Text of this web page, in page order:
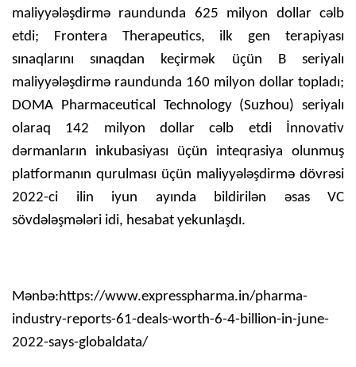
maliyyələşdirmə raundunda 625 milyon dollar cəlb
etdi; Frontera Therapeutics, ilk gen terapiyası
sınaqlarını sınaqdan keçirmək üçün B seriyalı
maliyyələşdirmə raundunda 160 milyon dollar topladı;
DOMA Pharmaceutical Technology (Suzhou) seriyalı
olaraq 142 milyon dollar cəlb etdi İnnovativ
dərmanların inkubasiyası üçün inteqrasiya olunmuş
platformanın qurulması üçün maliyyələşdirmə dövrəsi
2022-ci ilin iyun ayında bildirilən əsas VC
sövdələşmələri idi, hesabat yekunlaşdı.
Mənbə:https://www.expresspharma.in/pharma-
industry-reports-61-deals-worth-6-4-billion-in-june-
2022-says-globaldata/